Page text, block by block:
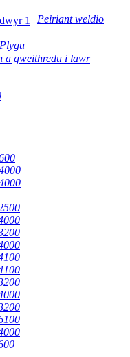
Peiriant weldio
a gweithredu i lawr